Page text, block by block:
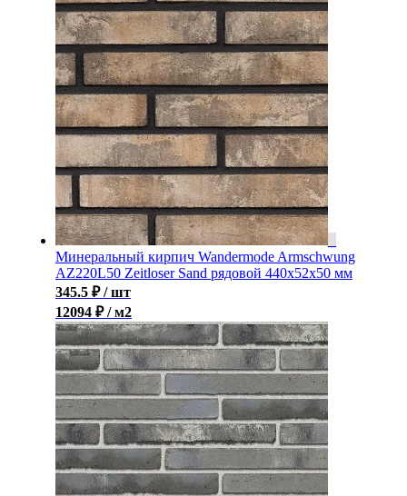
Минеральный кирпич Wandermode Armschwung
AZ220L50 Zeitloser Sand рядовой 440x52x50 мм
345.5 ₽ / шт
12094 ₽ / м2